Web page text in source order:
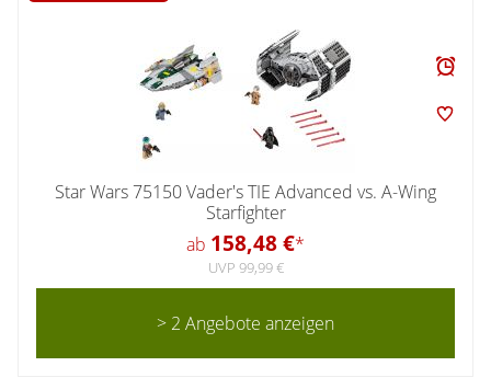
Star Wars 75150 Vader's TIE Advanced vs. A-Wing
Starfighter
ab 158,48 €*
UVP 99,99 €
> 2 Angebote anzeigen